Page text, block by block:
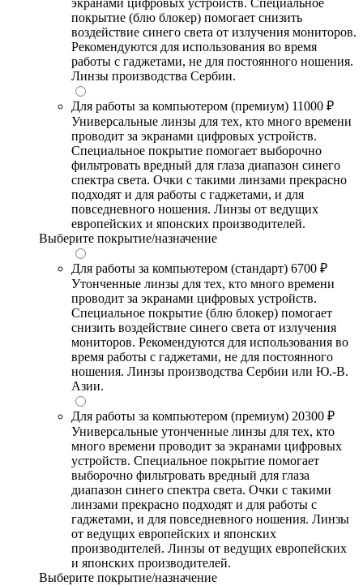
экранами цифровых устройств. Специальное
покрытие (блю блокер) помогает снизить
воздействие синего света от излучения мониторов.
Рекомендуются для использования во время
работы с гаджетами, не для постоянного ношения.
Линзы производства Сербии.
Для работы за компьютером (премиум) 11000 ₽
Универсальные линзы для тех, кто много времени
проводит за экранами цифровых устройств.
Специальное покрытие помогает выборочно
фильтровать вредный для глаза диапазон синего
спектра света. Очки с такими линзами прекрасно
подходят и для работы с гаджетами, и для
повседневного ношения. Линзы от ведущих
европейских и японских производителей.
Выберите покрытие/назначение
Для работы за компьютером (стандарт) 6700 ₽
Утонченные линзы для тех, кто много времени
проводит за экранами цифровых устройств.
Специальное покрытие (блю блокер) помогает
снизить воздействие синего света от излучения
мониторов. Рекомендуются для использования во
время работы с гаджетами, не для постоянного
ношения. Линзы производства Сербии или Ю.-В.
Азии.
Для работы за компьютером (премиум) 20300 ₽
Универсальные утонченные линзы для тех, кто
много времени проводит за экранами цифровых
устройств. Специальное покрытие помогает
выборочно фильтровать вредный для глаза
диапазон синего спектра света. Очки с такими
линзами прекрасно подходят и для работы с
гаджетами, и для повседневного ношения. Линзы
от ведущих европейских и японских
производителей. Линзы от ведущих европейских
и японских производителей.
Выберите покрытие/назначение